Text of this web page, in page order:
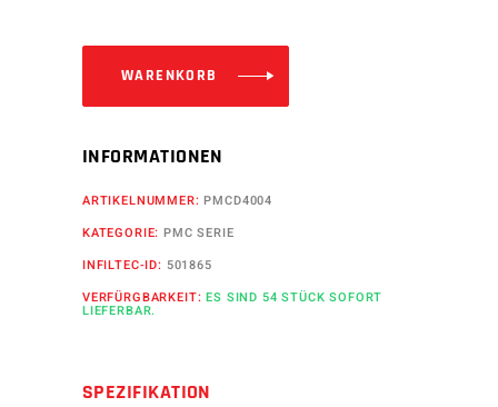
WARENKORB
INFORMATIONEN
ARTIKELNUMMER:PMCD4004
KATEGORIE:PMC SERIE
INFILTEC-ID: 501865
VERFÜRGBARKEIT:ES SIND 54 STÜCK SOFORT
LIEFERBAR.
SPEZIFIKATION